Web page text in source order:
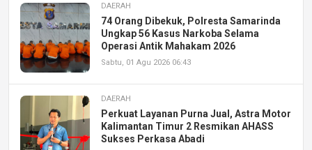
DAERAH
74 Orang Dibekuk, Polresta Samarinda
Ungkap 56 Kasus Narkoba Selama
Operasi Antik Mahakam 2026
Sabtu, 01 Agu 2026 06:43
DAERAH
Perkuat Layanan Purna Jual, Astra Motor
Kalimantan Timur 2 Resmikan AHASS
Sukses Perkasa Abadi